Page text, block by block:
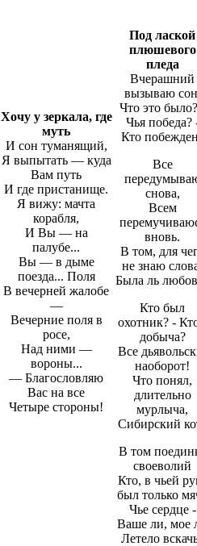
Хочу у зеркала, где
муть
И сон туманящий,
Я выпытать — куда
Вам путь
И где пристанище.
Я вижу: мачта
корабля,
И Вы — на
палубе...
Вы — в дыме
поезда... Поля
В вечерней жалобе
—
Вечерние поля в
росе,
Над ними —
вороны...
— Благословляю
Вас на все
Четыре стороны!
Под лаской
плюшевого
пледа
Вчерашний
вызываю
Что это
Чья победа?
Кто
Все
снова,
Всем
вновь.
В том, для
не знаю
Была ль
Кто был
охотник? -
добыча?
Все
наоборот!
Что понял,
длительно
мурлыча,
Сибирский
В том
своеволий
Кто, в чьей
был только
Чье сердце -
Ваше ли, мое
Летело